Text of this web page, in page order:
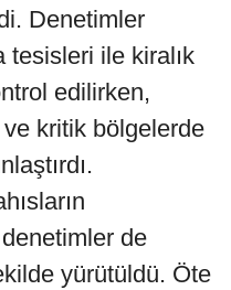
Denetimler
tesisleri ile kiralık
edilirken,
kritik bölgelerde
de
yürütüldü. Öte